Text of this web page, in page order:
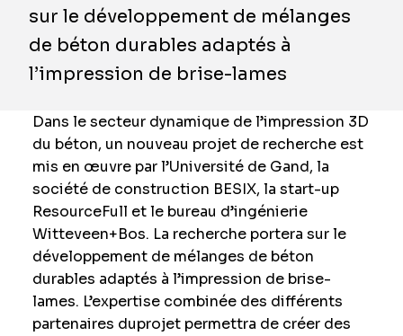
sur le développement de mélanges
de béton durables adaptés à
l’impression de brise-lames
Dans le secteur dynamique de l’impression 3D
du béton, un nouveau projet de recherche est
mis en œuvre par l’Université de Gand, la
société de construction BESIX, la start-up
ResourceFull et le bureau d’ingénierie
Witteveen+Bos. La recherche portera sur le
développement de mélanges de béton
durables adaptés à l’impression de brise-
lames. L’expertise combinée des différents
partenaires duprojet permettra de créer des